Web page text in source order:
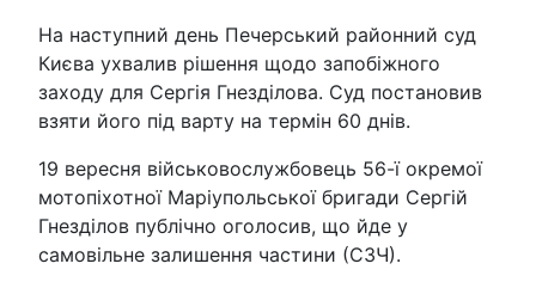
На наступний день Печерський районний суд
Києва ухвалив рішення щодо запобіжного
заходу для Сергія Гнезділова. Суд постановив
взяти його під варту на термін 60 днів.
19 вересня військовослужбовець 56-ї окремої
мотопіхотної Маріупольської бригади Сергій
Гнезділов публічно оголосив, що йде у
самовільне залишення частини (СЗЧ).